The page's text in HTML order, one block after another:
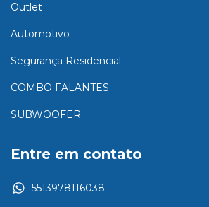
Outlet
Automotivo
Segurança Residencial
COMBO FALANTES
SUBWOOFER
Entre em contato
5513978116038